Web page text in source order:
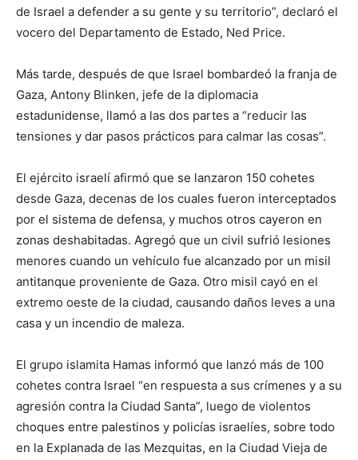
de Israel a defender a su gente y su territorio”, declaró el
vocero del Departamento de Estado, Ned Price.
Más tarde, después de que Israel bombardeó la franja de
Gaza, Antony Blinken, jefe de la diplomacia
estadunidense, llamó a las dos partes a “reducir las
tensiones y dar pasos prácticos para calmar las cosas”.
El ejército israelí afirmó que se lanzaron 150 cohetes
desde Gaza, decenas de los cuales fueron interceptados
por el sistema de defensa, y muchos otros cayeron en
zonas deshabitadas. Agregó que un civil sufrió lesiones
menores cuando un vehículo fue alcanzado por un misil
antitanque proveniente de Gaza. Otro misil cayó en el
extremo oeste de la ciudad, causando daños leves a una
casa y un incendio de maleza.
El grupo islamita Hamas informó que lanzó más de 100
cohetes contra Israel “en respuesta a sus crímenes y a su
agresión contra la Ciudad Santa”, luego de violentos
choques entre palestinos y policías israelíes, sobre todo
en la Explanada de las Mezquitas, en la Ciudad Vieja de